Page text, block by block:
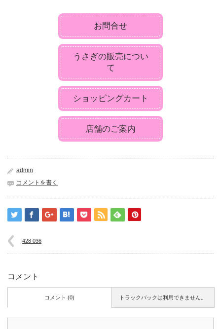
お問合せ
うさぎの販売につい
て
ショッピングカート
店舗のご案内
admin
コメントを書く
428 036
コメント
トラックバックは利用できません。
コメント (0)